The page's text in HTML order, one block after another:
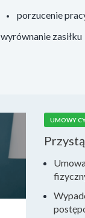
porzucenie
wyrównanie zasiłku
UMOWY